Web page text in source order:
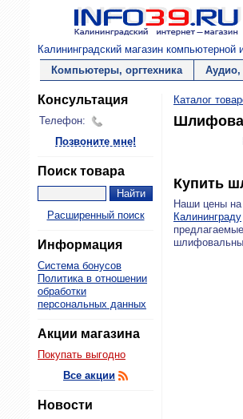
Калининградский магазин компьютерной
Компьютеры, оргтехника
Консультация
Телефон:
Позвоните мне!
Поиск товара
Расширенный поиск
Информация
Система бонусов
Политика в отношении
обработки
персональных данных
Акции магазина
Покупать выгодно
Все акции
Новости
Каталог
Купить
Наши цены
Калининграду